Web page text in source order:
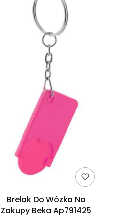
Brelok Do Wózka Na
Zakupy Beka Ap791425